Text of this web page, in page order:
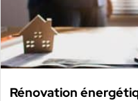
Rénovation